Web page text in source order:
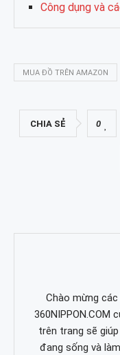
Công dụng và
MUA ĐỒ TRÊN AMAZON
CHIA SẺ 0
Chào mừng
360NIPPON.COM
trên trang sẽ
đang sống và